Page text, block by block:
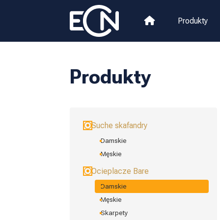
Produkty
Produkty
Suche skafandry
Damskie
Męskie
Ocieplacze Bare
Damskie
Męskie
Skarpety